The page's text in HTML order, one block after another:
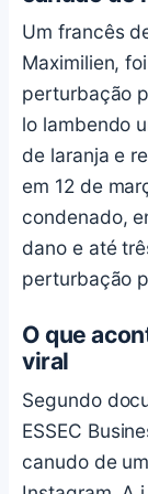
Um francês
Maximilien,
perturbação
lo lambendo
de laranja e
em 12 de
condenado,
dano e até
perturbação
O que
viral
Segundo
ESSEC
canudo de